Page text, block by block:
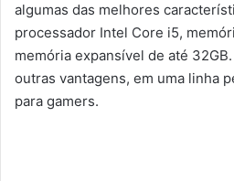
algumas das melhores
processador Intel Core i5,
memória expansível de até
outras vantagens, em uma linha
para gamers.